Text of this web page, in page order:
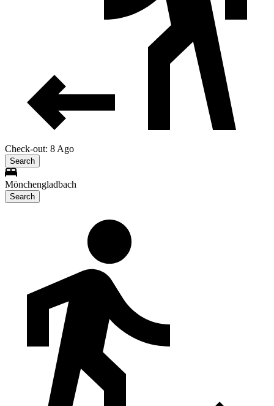
Check-out: 8 Ago
Search
Mönchengladbach
Search